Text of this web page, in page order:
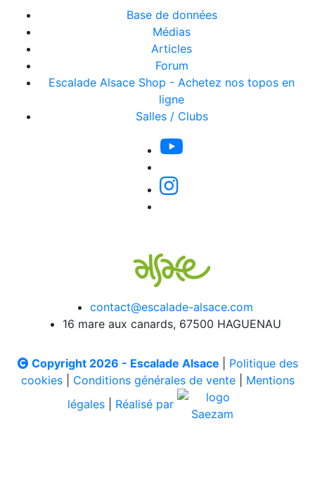
Base de données
Médias
Articles
Forum
Escalade Alsace Shop - Achetez nos topos en
ligne
Salles / Clubs
contact@escalade-alsace.com
16 mare aux canards, 67500 HAGUENAU
Copyright 2026 - Escalade Alsace
Politique des
cookies| Conditions générales de vente| Mentions
légales
Réalisé par